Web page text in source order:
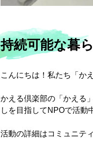
持続可能な暮
こんにちは！私たち「か
かえる倶楽部の「かえる
しを目指してNPOで活動
活動の詳細はコミュニテ